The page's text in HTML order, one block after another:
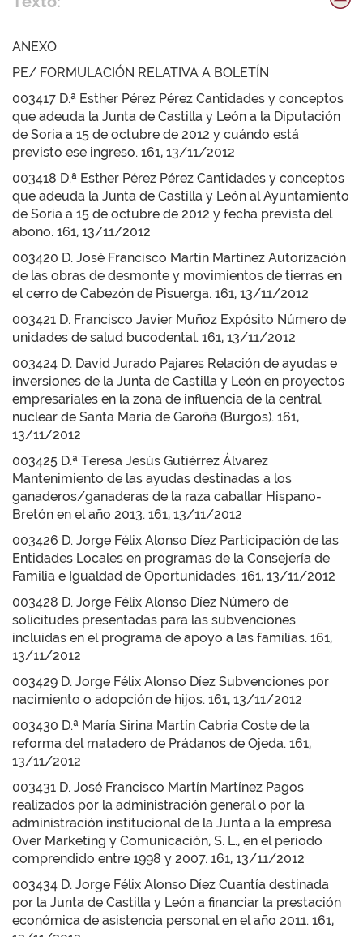
ANEXO
PE/ FORMULACIÓN RELATIVA A BOLETÍN
003417 D.ª Esther Pérez Pérez Cantidades y conceptos
que adeuda la Junta de Castilla y León a la Diputación
de Soria a 15 de octubre de 2012 y cuándo está
previsto ese ingreso. 161, 13/11/2012
003418 D.ª Esther Pérez Pérez Cantidades y conceptos
que adeuda la Junta de Castilla y León al Ayuntamiento
de Soria a 15 de octubre de 2012 y fecha prevista del
abono. 161, 13/11/2012
003420 D. José Francisco Martín Martínez Autorización
de las obras de desmonte y movimientos de tierras en
el cerro de Cabezón de Pisuerga. 161, 13/11/2012
003421 D. Francisco Javier Muñoz Expósito Número de
unidades de salud bucodental. 161, 13/11/2012
003424 D. David Jurado Pajares Relación de ayudas e
inversiones de la Junta de Castilla y León en proyectos
empresariales en la zona de influencia de la central
nuclear de Santa María de Garoña (Burgos). 161,
13/11/2012
003425 D.ª Teresa Jesús Gutiérrez Álvarez
Mantenimiento de las ayudas destinadas a los
ganaderos/ganaderas de la raza caballar Hispano-
Bretón en el año 2013. 161, 13/11/2012
003426 D. Jorge Félix Alonso Díez Participación de las
Entidades Locales en programas de la Consejería de
Familia e Igualdad de Oportunidades. 161, 13/11/2012
003428 D. Jorge Félix Alonso Díez Número de
solicitudes presentadas para las subvenciones
incluidas en el programa de apoyo a las familias. 161,
13/11/2012
003429 D. Jorge Félix Alonso Díez Subvenciones por
nacimiento o adopción de hijos. 161, 13/11/2012
003430 D.ª María Sirina Martín Cabria Coste de la
reforma del matadero de Prádanos de Ojeda. 161,
13/11/2012
003431 D. José Francisco Martín Martínez Pagos
realizados por la administración general o por la
administración institucional de la Junta a la empresa
Over Marketing y Comunicación, S. L., en el periodo
comprendido entre 1998 y 2007. 161, 13/11/2012
003434 D. Jorge Félix Alonso Díez Cuantía destinada
por la Junta de Castilla y León a financiar la prestación
económica de asistencia personal en el año 2011. 161,